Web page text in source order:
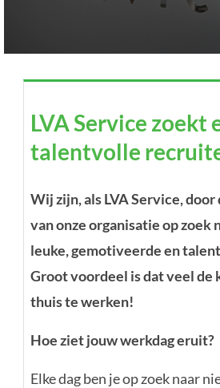
talentvolle
Bodegraven
LVA Service zoekt
talentvolle
Wij zijn, als LVA Service,
van onze organisatie op zoek
leuke, gemotiveerde en
Groot voordeel is dat veel de
thuis te werken!
Hoe ziet jouw werkdag eruit?
Elke dag ben je op zoek naar